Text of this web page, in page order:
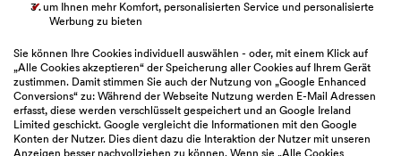
BAWAG Webseiten
Bitte auswählen
um Ihnen mehr Komfort, personalisierten Service und personalisierte
Werbung zu bieten
Sie können Ihre Cookies individuell auswählen - oder, mit einem Klick auf
„Alle Cookies akzeptieren“ der Speicherung aller Cookies auf Ihrem Gerät
zustimmen. Damit stimmen Sie auch der Nutzung von „Google Enhanced
Conversions“ zu: Während der Webseite Nutzung werden E-Mail Adressen
erfasst, diese werden verschlüsselt gespeichert und an Google Ireland
Limited geschickt. Google vergleicht die Informationen mit den Google
Konten der Nutzer. Dies dient dazu die Interaktion der Nutzer mit unseren
Anzeigen besser nachvollziehen zu können. Wenn sie „Alle Cookies